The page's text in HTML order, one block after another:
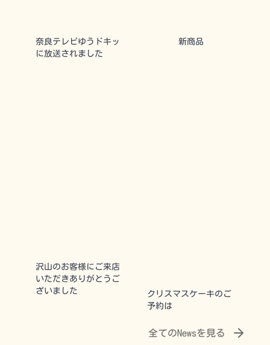
奈良テレビゆうドキッ
に放送されました
新商品
沢山のお客様にご来店
いただきありがとうご
ざいました
クリスマスケーキのご
予約は
全てのNewsを見る